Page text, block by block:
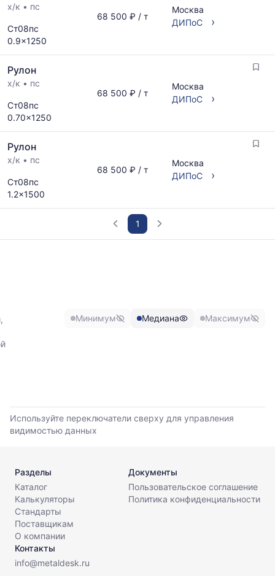
мере
прайс-
листов.
х/к • пс
Ст08пс
0.9x1250
68 500 ₽ / т
Москва
ДИПоС
›
Рулон
х/к • пс
Ст08пс
0.70x1250
68 500 ₽ / т
Москва
ДИПоС
›
Рулон
х/к • пс
Ст08пс
1.2x1500
68 500 ₽ / т
Москва
ДИПоС
›
1
за
последние
динамику,
чтобы
оценить
тренд
разброс
цен
на
Минимум Медиана Максимум
Используйте переключатели сверху для управления
видимостью данных
Разделы
Каталог
Калькуляторы
Стандарты
Поставщикам
О компании
Документы
Пользовательское соглашение
Политика конфиденциальности
Контакты
info@metaldesk.ru